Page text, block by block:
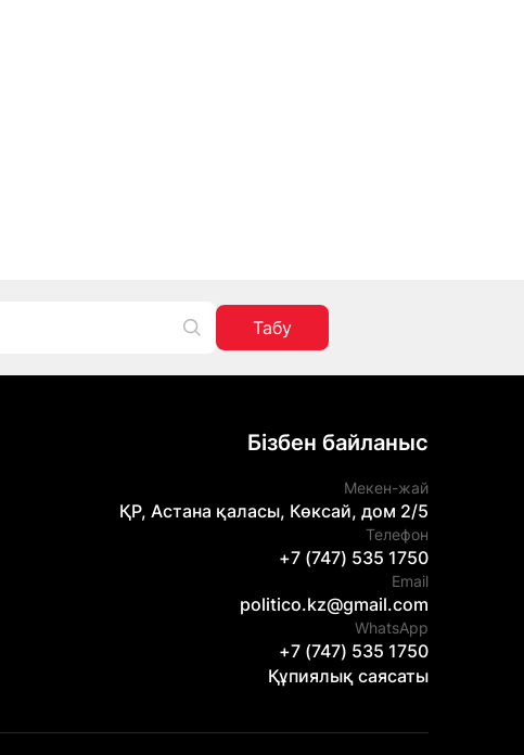
Табу
Бізбен байланыс
Мекен-жай
ҚР, Астана қаласы, Көксай, дом 2/5
Телефон
+7 (747) 535 1750
Email
politico.kz@gmail.com
WhatsApp
+7 (747) 535 1750
Құпиялық саясаты